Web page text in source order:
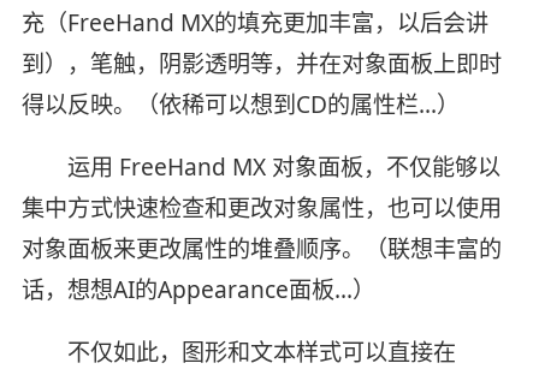
充（FreeHand MX的填充更加丰富，以后会讲
到），笔触，阴影透明等，并在对象面板上即时
得以反映。（依稀可以想到CD的属性栏…）
运用 FreeHand MX 对象面板，不仅能够以
集中方式快速检查和更改对象属性，也可以使用
对象面板来更改属性的堆叠顺序。（联想丰富的
话，想想AI的Appearance面板…）
不仅如此，图形和文本样式可以直接在